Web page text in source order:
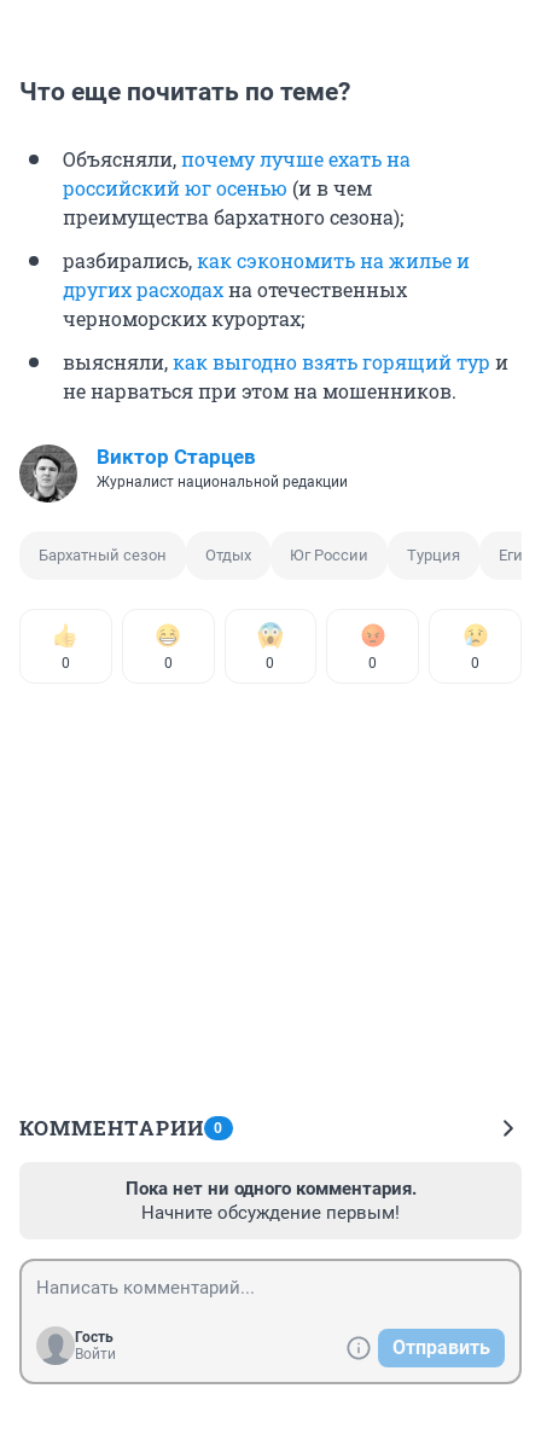
Что еще почитать по теме?
Объясняли,почему лучше ехать на
российский юг осенью (и в чем
преимущества бархатного сезона);
разбирались,как сэкономить на жилье и
других расходахна отечественных
черноморских курортах;
выясняли,как выгодно взять горящий тур и
не нарваться при этом на мошенников.
Виктор Старцев
Журналист национальной редакции
Бархатный сезон Отдых Юг России Турция
0 0 0 0 0
КОММЕНТАРИИ 0
Пока нет ни одного комментария.
Начните обсуждение первым!
Гость
Войти
Отправить